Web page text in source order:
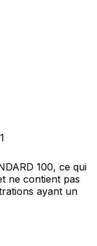
100, ce qui
ne contient pas
ayant un